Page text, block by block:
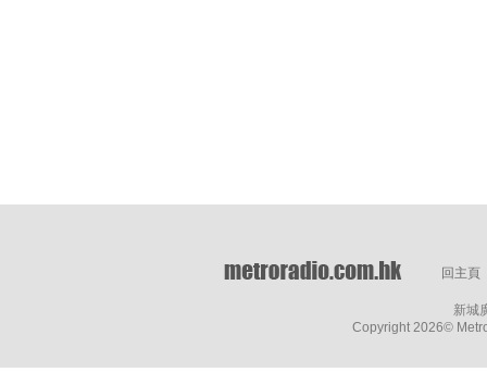
回主頁
新城
Copyright 2026©